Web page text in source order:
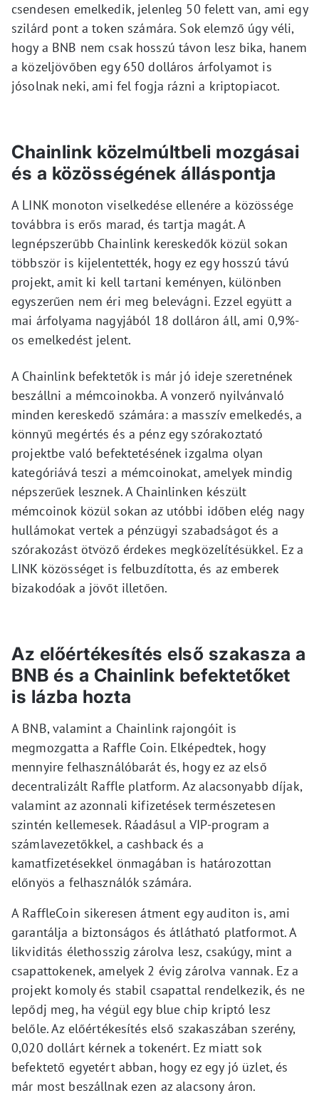
csendesen emelkedik, jelenleg 50 felett van, ami egy
szilárd pont a token számára. Sok elemző úgy véli,
hogy a BNB nem csak hosszú távon lesz bika, hanem
a közeljövőben egy 650 dolláros árfolyamot is
jósolnak neki, ami fel fogja rázni a kriptopiacot.
Chainlink közelmúltbeli mozgásai
és a közösségének álláspontja
A LINK monoton viselkedése ellenére a közössége
továbbra is erős marad, és tartja magát. A
legnépszerűbb Chainlink kereskedők közül sokan
többször is kijelentették, hogy ez egy hosszú távú
projekt, amit ki kell tartani keményen, különben
egyszerűen nem éri meg belevágni. Ezzel együtt a
mai árfolyama nagyjából 18 dolláron áll, ami 0,9%-
os emelkedést jelent.
A Chainlink befektetők is már jó ideje szeretnének
beszállni a mémcoinokba. A vonzerő nyilvánvaló
minden kereskedő számára: a masszív emelkedés, a
könnyű megértés és a pénz egy szórakoztató
projektbe való befektetésének izgalma olyan
kategóriává teszi a mémcoinokat, amelyek mindig
népszerűek lesznek. A Chainlinken készült
mémcoinok közül sokan az utóbbi időben elég nagy
hullámokat vertek a pénzügyi szabadságot és a
szórakozást ötvöző érdekes megközelítésükkel. Ez a
LINK közösséget is felbuzdította, és az emberek
bizakodóak a jövőt illetően.
Az előértékesítés első szakasza a
BNB és a Chainlink befektetőket
is lázba hozta
A BNB, valamint a Chainlink rajongóit is
megmozgatta a Raffle Coin. Elképedtek, hogy
mennyire felhasználóbarát és, hogy ez az első
decentralizált Raffle platform. Az alacsonyabb díjak,
valamint az azonnali kifizetések természetesen
szintén kellemesek. Ráadásul a VIP-program a
számlavezetőkkel, a cashback és a
kamatfizetésekkel önmagában is határozottan
előnyös a felhasználók számára.
A RaffleCoin sikeresen átment egy auditon is, ami
garantálja a biztonságos és átlátható platformot. A
likviditás élethosszig zárolva lesz, csakúgy, mint a
csapattokenek, amelyek 2 évig zárolva vannak. Ez a
projekt komoly és stabil csapattal rendelkezik, és ne
lepődj meg, ha végül egy blue chip kriptó lesz
belőle. Az előértékesítés első szakaszában szerény,
0,020 dollárt kérnek a tokenért. Ez miatt sok
befektető egyetért abban, hogy ez egy jó üzlet, és
már most beszállnak ezen az alacsony áron.